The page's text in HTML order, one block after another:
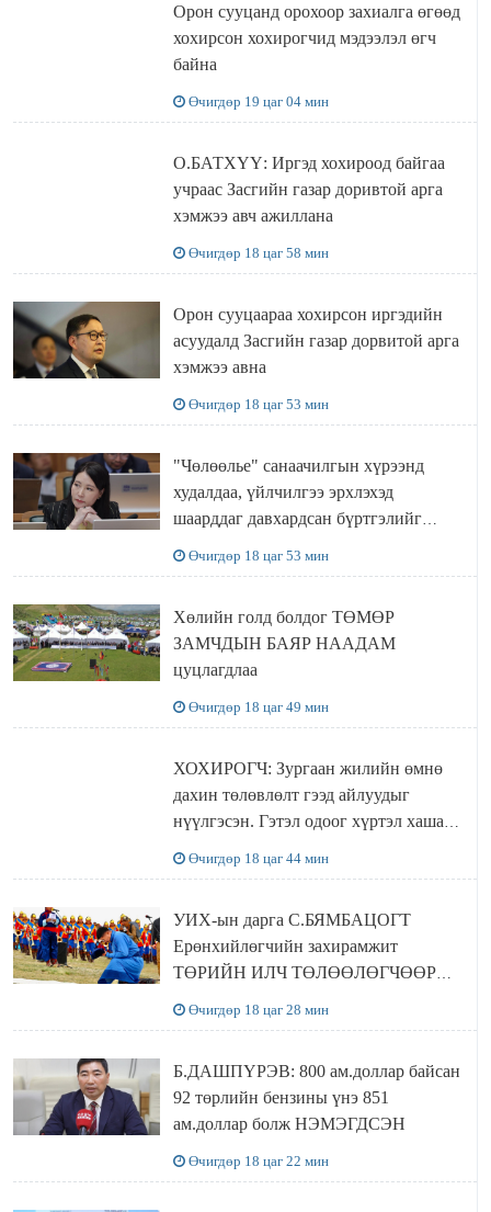
Орон сууцанд орохоор захиалга өгөөд
хохирсон хохирогчид мэдээлэл өгч
байна
Өчигдөр 19 цаг 04 мин
О.БАТХҮҮ: Иргэд хохироод байгаа
учраас Засгийн газар доривтой арга
хэмжээ авч ажиллана
Өчигдөр 18 цаг 58 мин
Орон сууцаараа хохирсон иргэдийн
асуудалд Засгийн газар дорвитой арга
хэмжээ авна
Өчигдөр 18 цаг 53 мин
"Чөлөөлье" санаачилгын хүрээнд
худалдаа, үйлчилгээ эрхлэхэд
шаарддаг давхардсан бүртгэлийг
Өчигдөр 18 цаг 53 мин
Хөлийн голд болдог ТӨМӨР
ЗАМЧДЫН БАЯР НААДАМ
цуцлагдлаа
Өчигдөр 18 цаг 49 мин
ХОХИРОГЧ: Зургаан жилийн өмнө
дахин төлөвлөлт гээд айлуудыг
нүүлгэсэн. Гэтэл одоог хүртэл хашаа
Өчигдөр 18 цаг 44 мин
УИХ-ын дарга С.БЯМБАЦОГТ
Ерөнхийлөгчийн захирамжит
ТӨРИЙН ИЛЧ ТӨЛӨӨЛӨГЧӨӨР
Өчигдөр 18 цаг 28 мин
Б.ДАШПҮРЭВ: 800 ам.доллар байсан
92 төрлийн бензины үнэ 851
ам.доллар болж НЭМЭГДСЭН
Өчигдөр 18 цаг 22 мин